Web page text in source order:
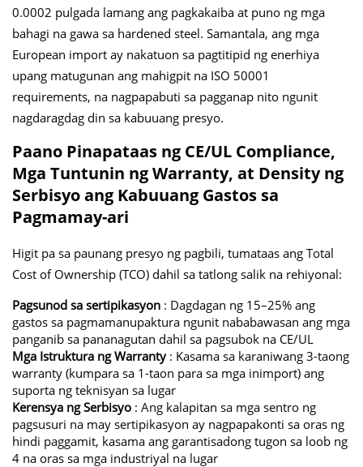
0.0002 pulgada lamang ang pagkakaiba at puno ng mga
bahagi na gawa sa hardened steel. Samantala, ang mga
European import ay nakatuon sa pagtitipid ng enerhiya
upang matugunan ang mahigpit na ISO 50001
requirements, na nagpapabuti sa pagganap nito ngunit
nagdaragdag din sa kabuuang presyo.
Paano Pinapataas ng CE/UL Compliance,
Mga Tuntunin ng Warranty, at Density ng
Serbisyo ang Kabuuang Gastos sa
Pagmamay-ari
Higit pa sa paunang presyo ng pagbili, tumataas ang Total
Cost of Ownership (TCO) dahil sa tatlong salik na rehiyonal:
Pagsunod sa sertipikasyon : Dagdagan ng 15–25% ang
gastos sa pagmamanupaktura ngunit nababawasan ang mga
panganib sa pananagutan dahil sa pagsubok na CE/UL
Mga Istruktura ng Warranty : Kasama sa karaniwang 3-taong
warranty (kumpara sa 1-taon para sa mga inimport) ang
suporta ng teknisyan sa lugar
Kerensya ng Serbisyo : Ang kalapitan sa mga sentro ng
pagsusuri na may sertipikasyon ay nagpapakonti sa oras ng
hindi paggamit, kasama ang garantisadong tugon sa loob ng
4 na oras sa mga industriyal na lugar